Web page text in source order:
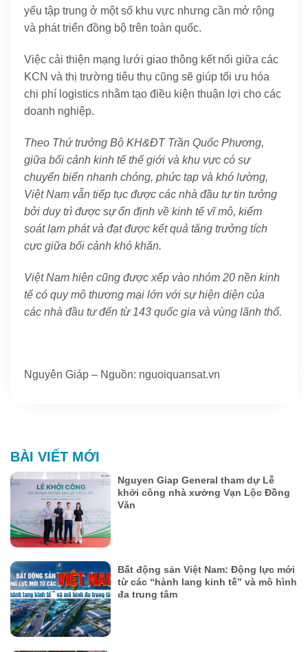
yếu tập trung ở một số khu vực nhưng cần mở rộng
và phát triển đồng bộ trên toàn quốc.
Việc cải thiện mạng lưới giao thông kết nối giữa các
KCN và thị trường tiêu thụ cũng sẽ giúp tối ưu hóa
chi phí logistics nhằm tạo điều kiện thuận lợi cho các
doanh nghiệp.
Theo Thứ trưởng Bộ KH&ĐT Trần Quốc Phương,
giữa bối cảnh kinh tế thế giới và khu vực có sự
chuyển biến nhanh chóng, phức tạp và khó lường,
Việt Nam vẫn tiếp tục được các nhà đầu tư tin tưởng
bởi duy trì được sự ổn định về kinh tế vĩ mô, kiểm
soát lạm phát và đạt được kết quả tăng trưởng tích
cực giữa bối cảnh khó khăn.
Việt Nam hiện cũng được xếp vào nhóm 20 nền kinh
tế có quy mô thương mại lớn với sự hiện diện của
các nhà đầu tư đến từ 143 quốc gia và vùng lãnh thổ.
Nguyên Giáp – Nguồn: nguoiquansat.vn
BÀI VIẾT MỚI
Nguyen Giap General tham dự Lễ
khởi công nhà xưởng Vạn Lộc Đồng
Văn
Bất động sản Việt Nam: Động lực mới
từ các “hành lang kinh tế” và mô hình
đa trung tâm